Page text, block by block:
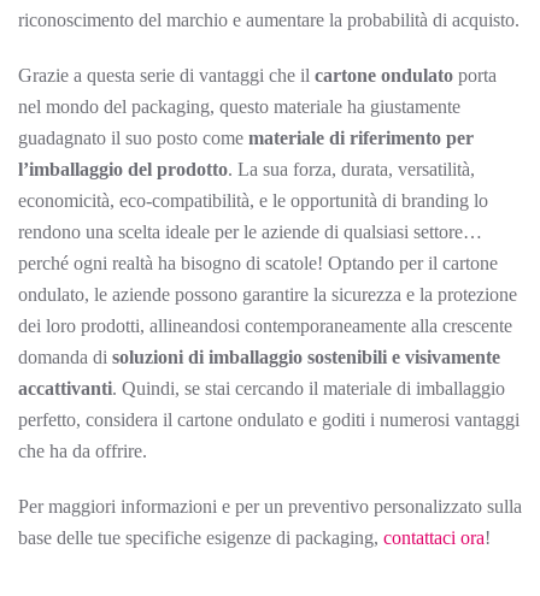
riconoscimento del marchio e aumentare la probabilità di acquisto.
Grazie a questa serie di vantaggi che il cartone ondulato porta
nel mondo del packaging, questo materiale ha giustamente
guadagnato il suo posto come materiale di riferimento per
l’imballaggio del prodotto. La sua forza, durata, versatilità,
economicità, eco-compatibilità, e le opportunità di branding lo
rendono una scelta ideale per le aziende di qualsiasi settore…
perché ogni realtà ha bisogno di scatole! Optando per il cartone
ondulato, le aziende possono garantire la sicurezza e la protezione
dei loro prodotti, allineandosi contemporaneamente alla crescente
domanda di soluzioni di imballaggio sostenibili e visivamente
accattivanti. Quindi, se stai cercando il materiale di imballaggio
perfetto, considera il cartone ondulato e goditi i numerosi vantaggi
che ha da offrire.
Per maggiori informazioni e per un preventivo personalizzato sulla
base delle tue specifiche esigenze di packaging, contattaci ora!